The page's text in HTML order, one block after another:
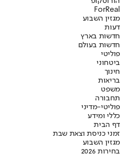
ForReal
מגזין השבוע
דעות
חדשות בארץ
חדשות בעולם
פוליטי
ביטחוני
חינוך
בריאות
משפט
תחבורה
פוליטי-מדיני
כללי ומידע
דף הבית
זמני כניסת וצאת שבת
מגזין השבוע
בחירות 2026